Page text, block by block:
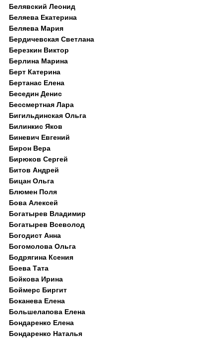
Белявский Леонид
Беляева Екатерина
Беляева Мария
Бердичевская Светлана
Березкин Виктор
Берлина Марина
Берт Катерина
Бертанас Елена
Беседин Денис
Бессмертная Лара
Бигильдинская Ольга
Билинкис Яков
Биневич Евгений
Бирон Вера
Бирюков Сергей
Битов Андрей
Бицан Ольга
Блюмен Поля
Бова Алексей
Богатырев Владимир
Богатырев Всеволод
Богодист Анна
Богомолова Ольга
Бодрягина Ксения
Боева Тата
Бойкова Ирина
Боймерс Биргит
Боканева Елена
Большелапова Елена
Бондаренко Елена
Бондаренко Наталья